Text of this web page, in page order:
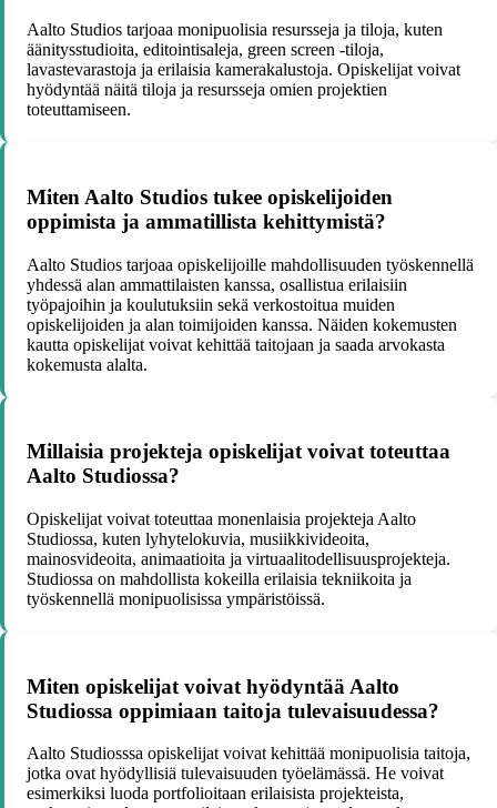
Aalto Studios tarjoaa monipuolisia resursseja ja tiloja, kuten
äänitysstudioita, editointisaleja, green screen -tiloja,
lavastevarastoja ja erilaisia kamerakalustoja. Opiskelijat voivat
hyödyntää näitä tiloja ja resursseja omien projektien
toteuttamiseen.
Miten Aalto Studios tukee opiskelijoiden
oppimista ja ammatillista kehittymistä?
Aalto Studios tarjoaa opiskelijoille mahdollisuuden työskennellä
yhdessä alan ammattilaisten kanssa, osallistua erilaisiin
työpajoihin ja koulutuksiin sekä verkostoitua muiden
opiskelijoiden ja alan toimijoiden kanssa. Näiden kokemusten
kautta opiskelijat voivat kehittää taitojaan ja saada arvokasta
kokemusta alalta.
Millaisia projekteja opiskelijat voivat toteuttaa
Aalto Studiossa?
Opiskelijat voivat toteuttaa monenlaisia projekteja Aalto
Studiossa, kuten lyhytelokuvia, musiikkivideoita,
mainosvideoita, animaatioita ja virtuaalitodellisuusprojekteja.
Studiossa on mahdollista kokeilla erilaisia tekniikoita ja
työskennellä monipuolisissa ympäristöissä.
Miten opiskelijat voivat hyödyntää Aalto
Studiossa oppimiaan taitoja tulevaisuudessa?
Aalto Studiosssa opiskelijat voivat kehittää monipuolisia taitoja,
jotka ovat hyödyllisiä tulevaisuuden työelämässä. He voivat
esimerkiksi luoda portfolioitaan erilaisista projekteista,